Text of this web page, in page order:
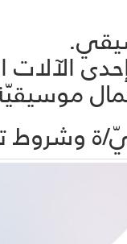
ة وشروط